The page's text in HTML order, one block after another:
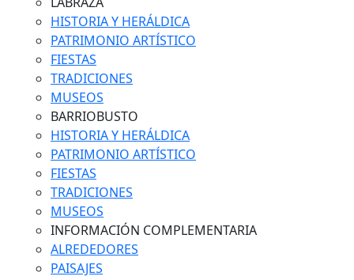
HISTORIA Y HERÁLDICA
PATRIMONIO ARTÍSTICO
FIESTAS
TRADICIONES
MUSEOS
BARRIOBUSTO
HISTORIA Y HERÁLDICA
PATRIMONIO ARTÍSTICO
FIESTAS
TRADICIONES
MUSEOS
INFORMACIÓN COMPLEMENTARIA
ALREDEDORES
PAISAJES